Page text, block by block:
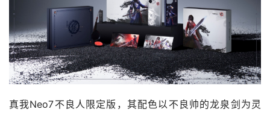
真我Neo7不良人限定版，其配色以不良帅的龙泉剑为灵